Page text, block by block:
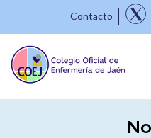
Contacto